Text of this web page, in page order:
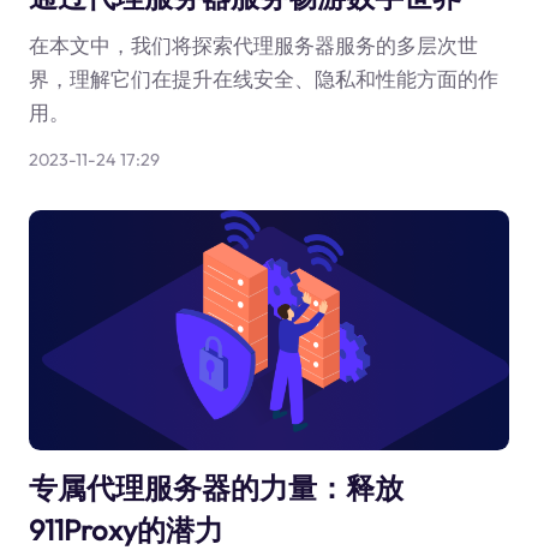
在本文中，我们将探索代理服务器服务的多层次世
界，理解它们在提升在线安全、隐私和性能方面的作
用。
2023-11-24 17:29
专属代理服务器的力量：释放
911Proxy的潜力